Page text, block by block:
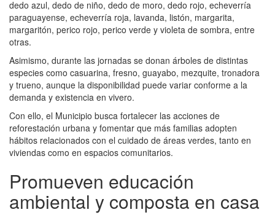
dedo azul, dedo de niño, dedo de moro, dedo rojo, echeverría
paraguayense, echeverría roja, lavanda, listón, margarita,
margaritón, perico rojo, perico verde y violeta de sombra, entre
otras.
Asimismo, durante las jornadas se donan árboles de distintas
especies como casuarina, fresno, guayabo, mezquite, tronadora
y trueno, aunque la disponibilidad puede variar conforme a la
demanda y existencia en vivero.
Con ello, el Municipio busca fortalecer las acciones de
reforestación urbana y fomentar que más familias adopten
hábitos relacionados con el cuidado de áreas verdes, tanto en
viviendas como en espacios comunitarios.
Promueven educación
ambiental y composta en casa